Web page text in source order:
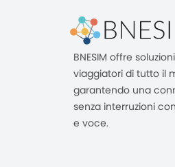
BNESIM offre
viaggiatori di tutto il
garantendo una
senza interruzioni
e voce.